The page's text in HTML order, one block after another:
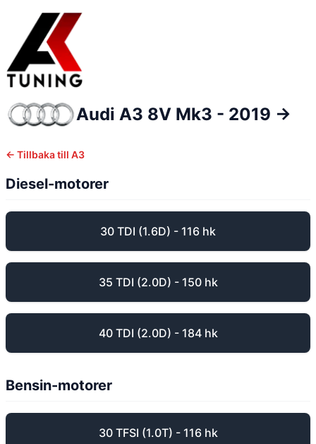
Audi A3 8V Mk3 - 2019 ->
← Tillbaka till A3
Diesel-motorer
30 TDI (1.6D) - 116 hk
35 TDI (2.0D) - 150 hk
40 TDI (2.0D) - 184 hk
Bensin-motorer
30 TFSI (1.0T) - 116 hk